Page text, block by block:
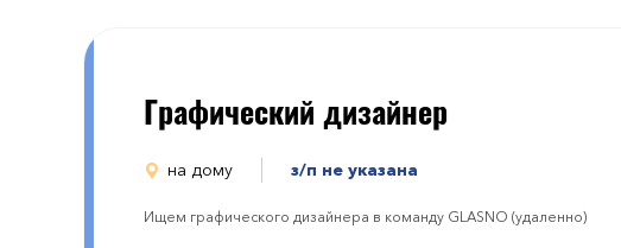
Графический дизайнер
на дому з/п не указана
Ищем графического дизайнера в команду GLASNO (удаленно)